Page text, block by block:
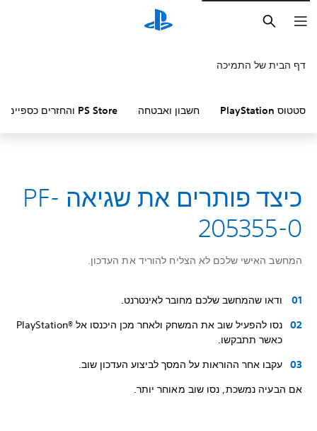
חיפוש
דף הבית של התמיכה
סטטוס PlayStation חשבון ואבטחה PS Store והחזרים כספיים
כיצד פותרים את שגיאה PF-
205355-0
המחשב האישי שלכם לא הצליח להוריד את העדכון.
ודאו שהמחשב שלכם מחובר לאינטרנט.
נסו להפעיל שוב את המשחק ולאחר מכן היכנסו אל PlayStation®‎
כאשר תתבקשו.
עקבו אחר ההוראות על המסך לביצוע העדכון שוב.
אם הבעיה נמשכת, נסו שוב מאוחר יותר.